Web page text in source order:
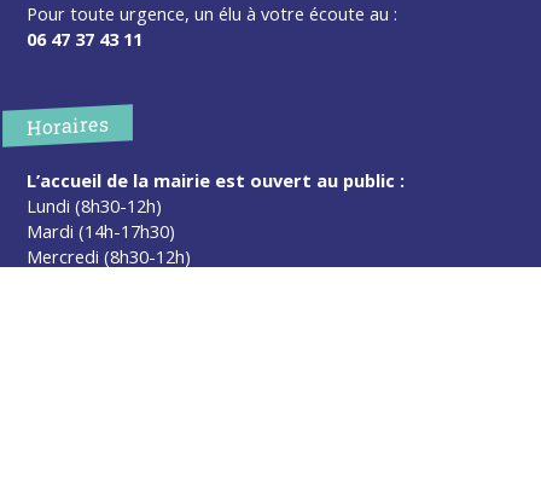
Pour toute urgence, un élu à votre écoute au :
06 47 37 43 11
Horaires
L’accueil de la mairie est ouvert au public :
Lundi (8h30-12h)
Mardi (14h-17h30)
Mercredi (8h30-12h)